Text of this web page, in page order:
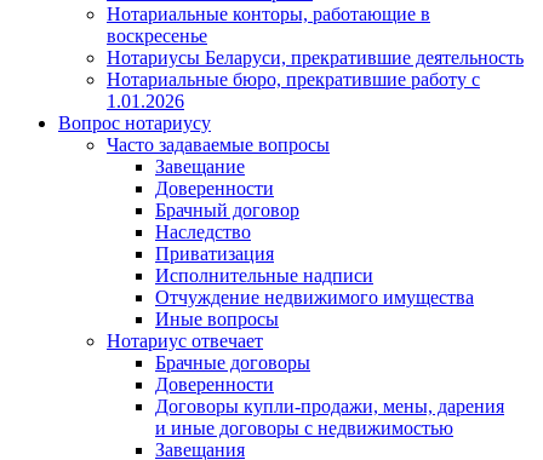
Нотариальные конторы, работающие в
воскресенье
Нотариусы Беларуси, прекратившие деятельность
Нотариальные бюро, прекратившие работу с
1.01.2026
Вопрос нотариусу
Часто задаваемые вопросы
Завещание
Доверенности
Брачный договор
Наследство
Приватизация
Исполнительные надписи
Отчуждение недвижимого имущества
Иные вопросы
Нотариус отвечает
Брачные договоры
Доверенности
Договоры купли-продажи, мены, дарения
и иные договоры с недвижимостью
Завещания